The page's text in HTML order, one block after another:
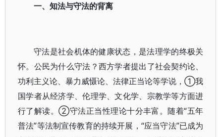
一、知法与守法的背离
守法是社会机体的健康状态，是法理学的终极关
怀。公民为什么守法？西方学者提出了社会契约论、
功利主义论、暴力威慑论、法律正当论等学说，①我
国学者从经济学、伦理学、文化学、宗教学等方面进
行了解读。②守法正当性理论十分丰富。随着“五年
普法”等法制宣传教育的持续开展，“应当守法”已成为